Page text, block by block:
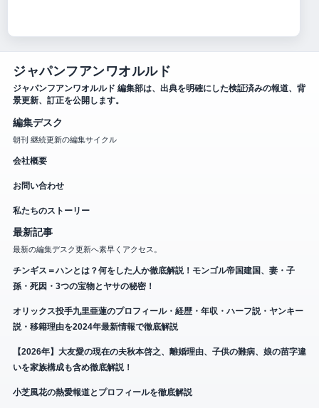
ジャパンフアンワオルルド
ジャパンフアンワオルルド 編集部は、出典を明確にした検証済みの報道、背
景更新、訂正を公開します。
編集デスク
朝刊 継続更新の編集サイクル
会社概要
お問い合わせ
私たちのストーリー
最新記事
最新の編集デスク更新へ素早くアクセス。
チンギス＝ハンとは？何をした人か徹底解説！モンゴル帝国建国、妻・子
孫・死因・3つの宝物とヤサの秘密！
オリックス投手九里亜蓮のプロフィール・経歴・年収・ハーフ説・ヤンキー
説・移籍理由を2024年最新情報で徹底解説
【2026年】大友愛の現在の夫秋本啓之、離婚理由、子供の難病、娘の苗字違
いを家族構成も含め徹底解説！
小芝風花の熱愛報道とプロフィールを徹底解説